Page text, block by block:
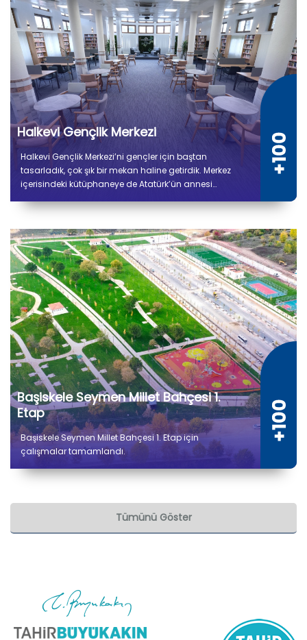
Halkevi Gençlik Merkezi
Halkevi Gençlik Merkezi’ni gençler için baştan
tasarladık, çok şık bir mekan haline getirdik. Merkez
içerisindeki kütüphaneye de Atatürk’ün annesi
Başiskele Seymen Millet Bahçesi 1.
Etap
Başiskele Seymen Millet Bahçesi 1. Etap için
çalışmalar tamamlandı.
Tümünü Göster